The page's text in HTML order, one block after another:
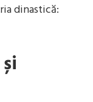
dinastică: